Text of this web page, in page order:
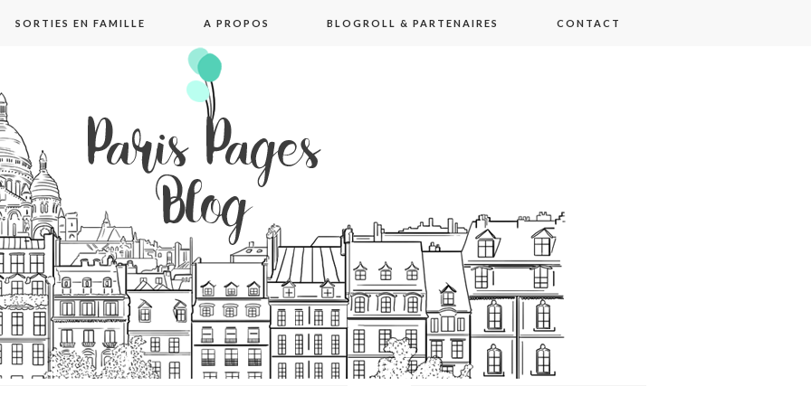
SORTIES EN FAMILLE A PROPOS BLOGROLL & PARTENAIRES CONTACT
blog